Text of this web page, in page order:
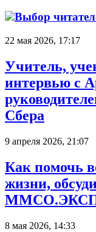
Выбор
22 мая 2026, 17:17
Учитель,
интервью с
Сбера
9 апреля 2026, 21:07
Как помочь
жизни,
8 мая 2026, 14:33